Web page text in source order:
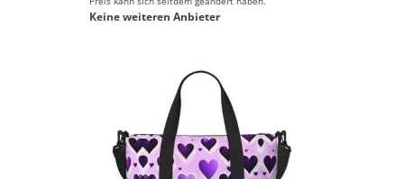
Keine weiteren Anbieter